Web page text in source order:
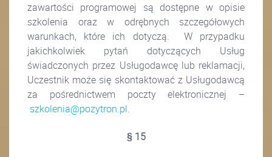
zawartości programowej są dostępne w opisie
szkolenia oraz w odrębnych szczegółowych
warunkach, które ich dotyczą. W przypadku
jakichkolwiek pytań dotyczących Usług
świadczonych przez Usługodawcę lub reklamacji,
Uczestnik może się skontaktować z Usługodawcą
za pośrednictwem poczty elektronicznej –
szkolenia@pozytron.pl.
§ 15